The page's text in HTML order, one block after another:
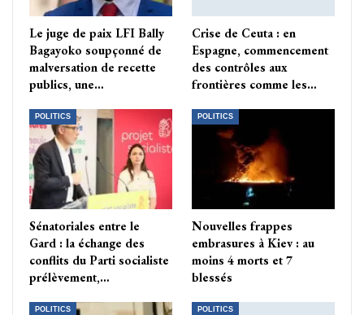
Le juge de paix LFI Bally
Bagayoko soupçonné de
malversation de recette
publics, une…
Crise de Ceuta : en
Espagne, commencement
des contrôles aux
frontières comme les…
POLITICS
Sénatoriales entre le
Gard : la échange des
conflits du Parti socialiste
prélèvement,…
POLITICS
Nouvelles frappes
embrasures à Kiev : au
moins 4 morts et 7
blessés
POLITICS POLITICS